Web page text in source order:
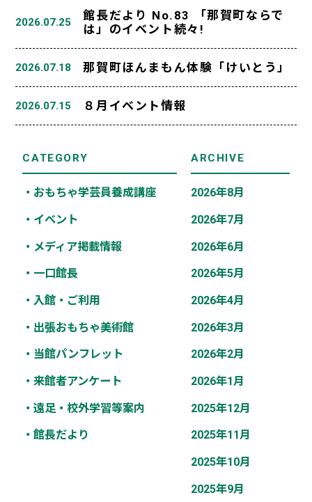
2026.07.25
館長だより No.83 「那賀町ならで
は」のイベント続々!
2026.07.18 那賀町ほんまもん体験「けいとう」
2026.07.15 ８月イベント情報
CATEGORY
・おもちゃ学芸員養成講座
・イベント
・メディア掲載情報
・一口館長
・入館・ご利用
・出張おもちゃ美術館
・当館パンフレット
・来館者アンケート
・遠足・校外学習等案内
・館長だより
ARCHIVE
2026年8月
2026年7月
2026年6月
2026年5月
2026年4月
2026年3月
2026年2月
2026年1月
2025年12月
2025年11月
2025年10月
2025年9月